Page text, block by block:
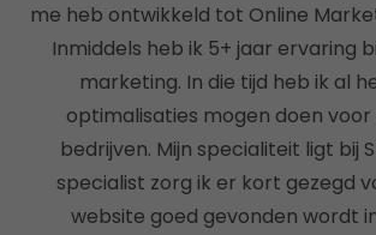
me heb ontwikkeld tot Online
Inmiddels heb ik 5+ jaar ervaring
marketing. In die tijd heb ik al
optimalisaties mogen doen
bedrijven. Mijn specialiteit ligt bij
specialist zorg ik er kort gezegd
website goed gevonden wordt